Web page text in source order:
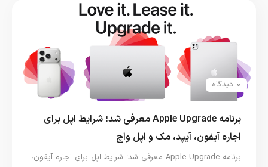
0 دیدگاه
برنامه Apple Upgrade معرفی شد؛ شرایط اپل برای
اجاره آیفون، آیپد، مک و اپل واچ
برنامه Apple Upgrade معرفی شد؛ شرایط اپل برای اجاره آیفون،